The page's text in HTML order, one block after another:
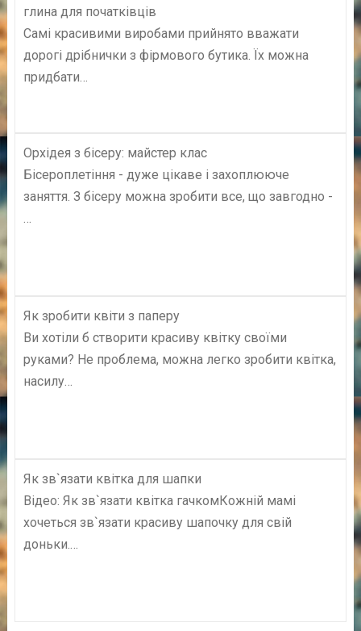
глина для початківців
Самі красивими виробами прийнято вважати
дорогі дрібнички з фірмового бутика. Їх можна
придбати…
Орхідея з бісеру: майстер клас
Бісероплетіння - дуже цікаве і захоплююче
заняття. З бісеру можна зробити все, що завгодно -
…
Як зробити квіти з паперу
Ви хотіли б створити красиву квітку своїми
руками? Не проблема, можна легко зробити квітка,
насилу…
Як зв`язати квітка для шапки
Відео: Як зв`язати квітка гачкомКожній мамі
хочеться зв`язати красиву шапочку для свій
доньки.…